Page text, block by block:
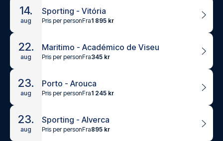
14.
aug
Sporting - Vitória
Pris per personFra1 895 kr
22.
aug
Maritimo - Académico de Viseu
Pris per personFra345 kr
23.
aug
Porto - Arouca
Pris per personFra1 245 kr
23.
aug
Sporting - Alverca
Pris per personFra895 kr